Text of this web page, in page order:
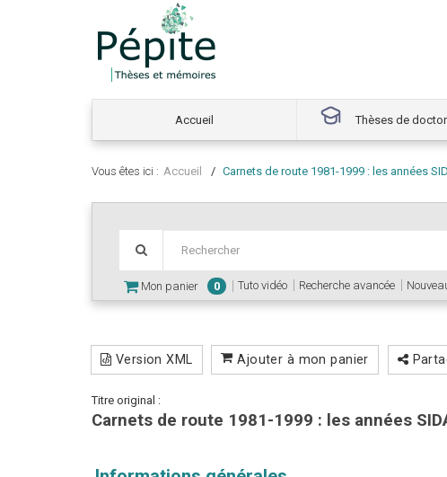
Accueil Thèses de
Vous êtes ici : Accueil Carnets de route 1981-1999 : les années
Mon panier 0 Tuto vidéo Recherche avancée
Version XML Ajouter à mon panier
Titre original :
Carnets de route 1981-1999 : les années